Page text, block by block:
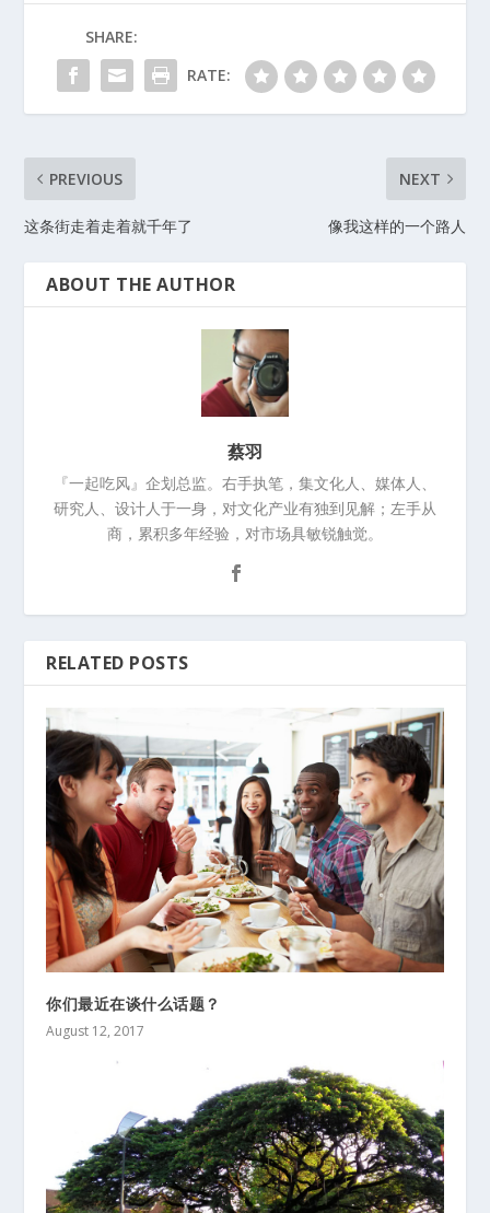
SHARE:
RATE:
PREVIOUS
这条街走着走着就千年了
NEXT
像我这样的一个路人
ABOUT THE AUTHOR
蔡羽
『一起吃风』企划总监。右手执笔，集文化人、媒体人、
研究人、设计人于一身，对文化产业有独到见解；左手从
商，累积多年经验，对市场具敏锐触觉。
RELATED POSTS
你们最近在谈什么话题？
August 12, 2017